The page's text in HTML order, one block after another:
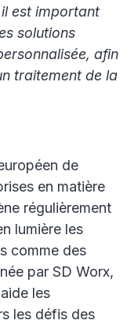
est important
solutions
afin
traitement de la
de
en matière
régulièrement
lumière les
comme des
par SD Worx,
les
les défis des